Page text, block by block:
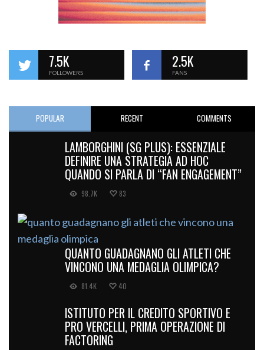
7.5K
FOLLOWERS
2.5K
FANS
POPULAR RECENT COMMENTS
LAMBORGHINI (SG PLUS): ESSENZIALE
DEFINIRE UNA STRATEGIA AD HOC
QUANDO SI PARLA DI “FAN ENGAGEMENT”
98.7K 83
QUANTO GUADAGNANO GLI ATLETI CHE
VINCONO UNA MEDAGLIA OLIMPICA?
81.4K 40
ISTITUTO PER IL CREDITO SPORTIVO E
PRO VERCELLI, PRIMA OPERAZIONE DI
FACTORING